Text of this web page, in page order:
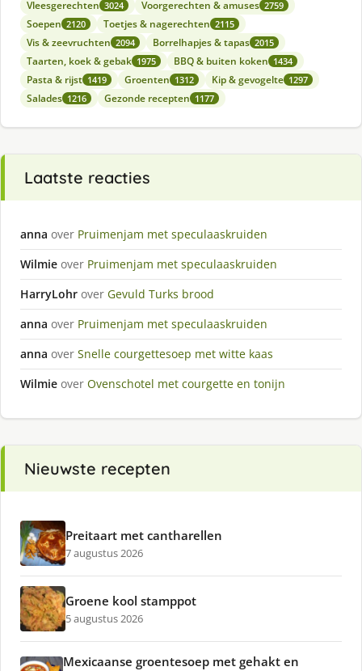
Vleesgerechten 3024 Voorgerechten & amuses 2759
Soepen 2120 Toetjes & nagerechten 2115
Vis & zeevruchten 2094 Borrelhapjes & tapas 2015
Taarten, koek & gebak 1975 BBQ & buiten koken 1434
Pasta & rijst 1419 Groenten 1312 Kip & gevogelte 1297
Salades 1216 Gezonde recepten 1177
Laatste reacties
anna over Pruimenjam met speculaaskruiden
Wilmie over Pruimenjam met speculaaskruiden
HarryLohr over Gevuld Turks brood
anna over Pruimenjam met speculaaskruiden
anna over Snelle courgettesoep met witte kaas
Wilmie over Ovenschotel met courgette en tonijn
Nieuwste recepten
Preitaart met cantharellen
7 augustus 2026
Groene kool stamppot
5 augustus 2026
Mexicaanse groentesoep met gehakt en